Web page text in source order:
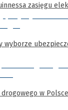
zasięgu
wyborze
w